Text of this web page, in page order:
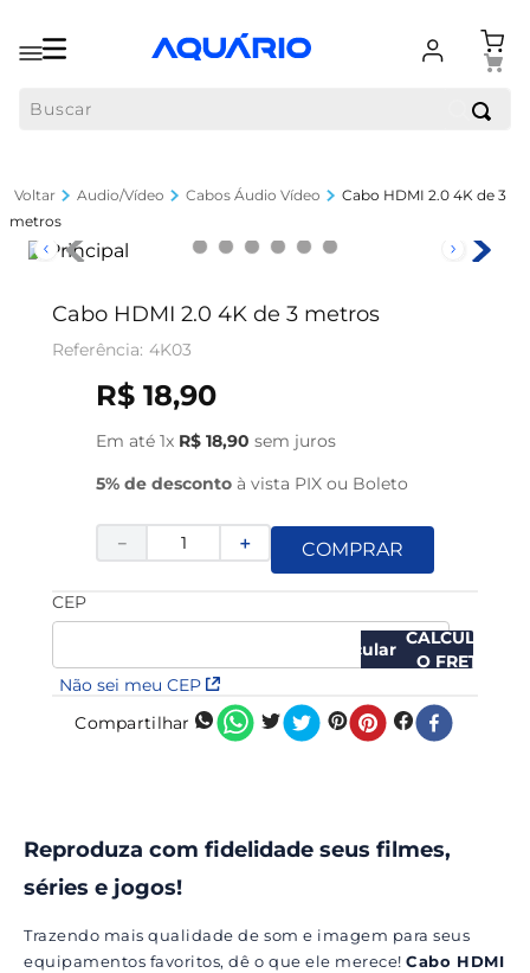
Audio/Vídeo Cabos Áudio Vídeo
Cabo HDMI 2.0 4K de 3
metros
Cabo HDMI 2.0 4K de 3 metros
4K03
R$ 18,90
Em até 1x R$ 18,90 sem juros
5% de desconto à vista PIX ou Boleto
＋
－ COMPRAR
CEP
Não sei meu CEP
CALCULAR
O FRETE
Compartilhar
Reproduza com fidelidade seus filmes,
séries e jogos!
Trazendo mais qualidade de som e imagem para seus
equipamentos favoritos, dê o que ele merece!Cabo HDMI